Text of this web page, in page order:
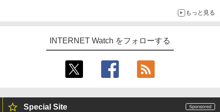
もっと見る
INTERNET Watch をフォローする
Special Site